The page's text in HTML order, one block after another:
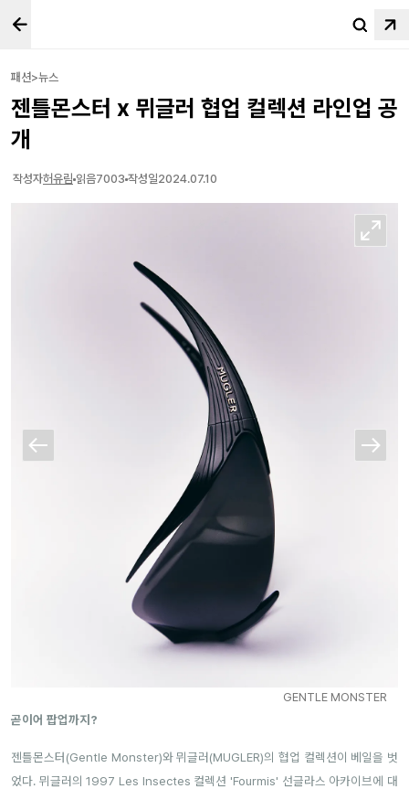
패션>뉴스
젠틀몬스터 x 뮈글러 협업 컬렉션 라인업 공
개
작성자허유림 읽음7003 작성일2024.07.10
GENTLE MONSTER
곧이어 팝업까지?
젠틀몬스터(Gentle Monster)와 뮈글러(MUGLER)의 협업 컬렉션이 베일을 벗
었다. 뮈글러의 1997 Les Insectes 컬렉션 'Fourmis' 선글라스 아카이브에 대